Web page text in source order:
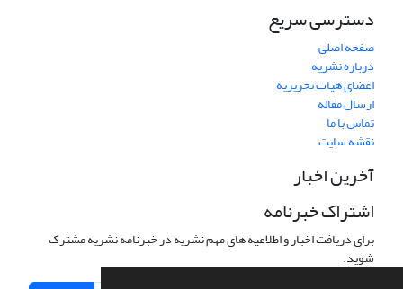
دسترسی سریع
صفحه اصلی
درباره نشریه
اعضای هیات تحریریه
ارسال مقاله
تماس با ما
نقشه سایت
آخرین اخبار
اشتراک خبرنامه
برای دریافت اخبار و اطلاعیه های مهم نشریه در خبرنامه نشریه مشترک
شوید.